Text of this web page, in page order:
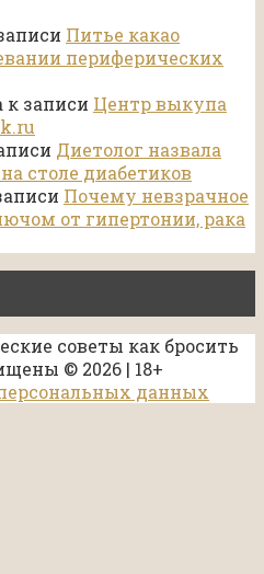
Питье какао
периферических
к записи Центр выкупа
Диетолог назвала
столе диабетиков
Почему невзрачное
от гипертонии, рака
советы как бросить
© 2026 | 18+
данных